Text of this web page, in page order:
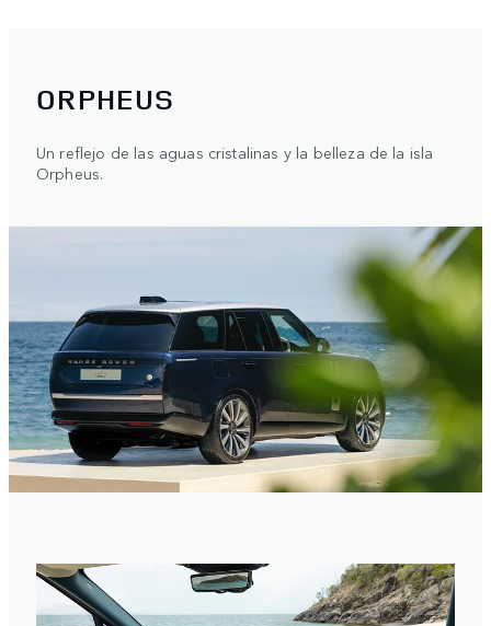
ORPHEUS
Un reflejo de las aguas cristalinas y la belleza de la isla
Orpheus.